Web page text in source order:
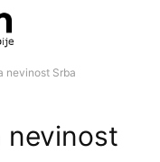
nevinost Srba
nevinost